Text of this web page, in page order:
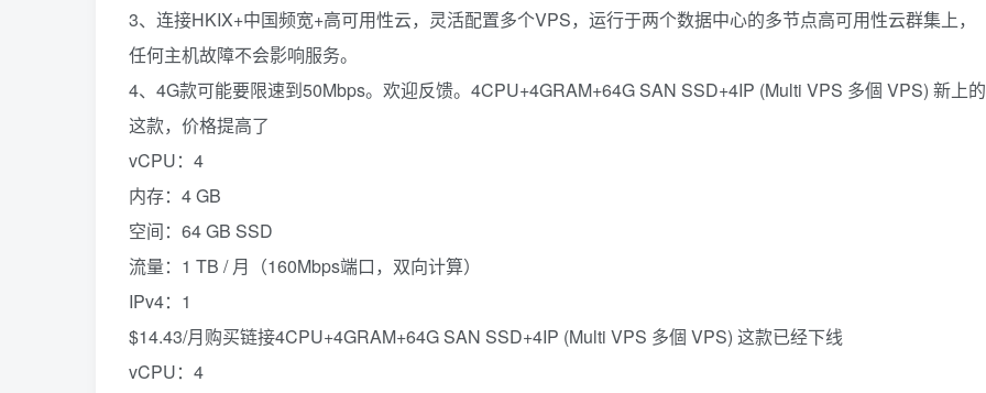
3、连接HKIX+中国频宽+高可用性云，灵活配置多个VPS，运行于两个数据中心的多节点高可用性云群集上，
任何主机故障不会影响服务。
4、4G款可能要限速到50Mbps。欢迎反馈。4CPU+4GRAM+64G SAN SSD+4IP (Multi VPS 多個 VPS) 新上的
这款，价格提高了
vCPU：4
内存：4 GB
空间：64 GB SSD
流量：1 TB / 月（160Mbps端口，双向计算）
IPv4：1
$14.43/月购买链接4CPU+4GRAM+64G SAN SSD+4IP (Multi VPS 多個 VPS) 这款已经下线
vCPU：4